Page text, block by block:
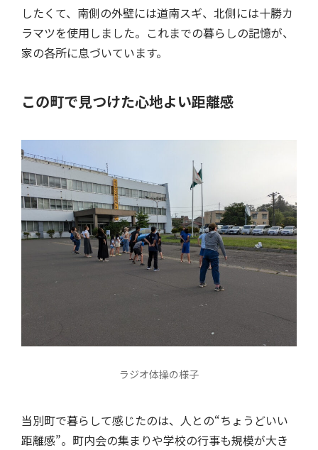
したくて、南側の外壁には道南スギ、北側には十勝カ
ラマツを使用しました。これまでの暮らしの記憶が、
家の各所に息づいています。
この町で見つけた心地よい距離感
ラジオ体操の様子
当別町で暮らして感じたのは、人との“ちょうどいい
距離感”。町内会の集まりや学校の行事も規模が大き